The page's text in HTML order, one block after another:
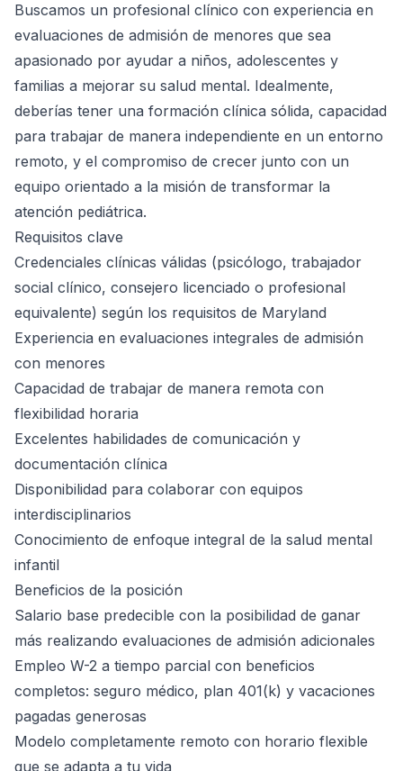
Buscamos un profesional clínico con experiencia en
evaluaciones de admisión de menores que sea
apasionado por ayudar a niños, adolescentes y
familias a mejorar su salud mental. Idealmente,
deberías tener una formación clínica sólida, capacidad
para trabajar de manera independiente en un entorno
remoto, y el compromiso de crecer junto con un
equipo orientado a la misión de transformar la
atención pediátrica.
Requisitos clave
Credenciales clínicas válidas (psicólogo, trabajador
social clínico, consejero licenciado o profesional
equivalente) según los requisitos de Maryland
Experiencia en evaluaciones integrales de admisión
con menores
Capacidad de trabajar de manera remota con
flexibilidad horaria
Excelentes habilidades de comunicación y
documentación clínica
Disponibilidad para colaborar con equipos
interdisciplinarios
Conocimiento de enfoque integral de la salud mental
infantil
Beneficios de la posición
Salario base predecible con la posibilidad de ganar
más realizando evaluaciones de admisión adicionales
Empleo W-2 a tiempo parcial con beneficios
completos: seguro médico, plan 401(k) y vacaciones
pagadas generosas
Modelo completamente remoto con horario flexible
que se adapta a tu vida